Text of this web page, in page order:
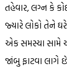
તહેવાર, લગ્ન કે
જ્યારે લોકો તેને
એક સમસ્યા
જાંબુ ફાટવા લાગે